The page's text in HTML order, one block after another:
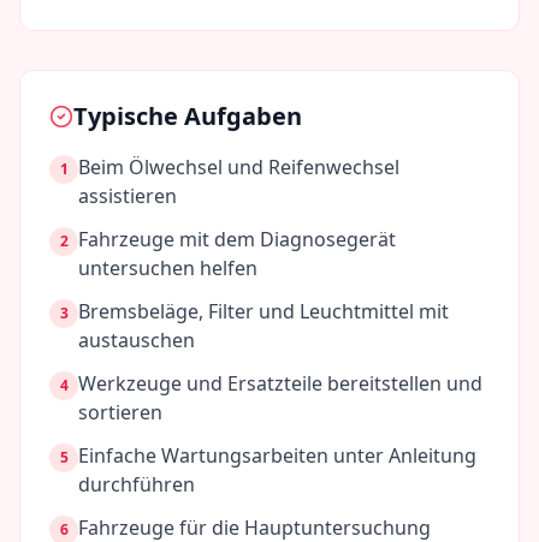
Typische Aufgaben
1
Beim Ölwechsel und Reifenwechsel
assistieren
2 Fahrzeuge mit dem Diagnosegerät
untersuchen helfen
3 Bremsbeläge, Filter und Leuchtmittel mit
austauschen
4 Werkzeuge und Ersatzteile bereitstellen und
sortieren
5 Einfache Wartungsarbeiten unter Anleitung
durchführen
6 Fahrzeuge für die Hauptuntersuchung